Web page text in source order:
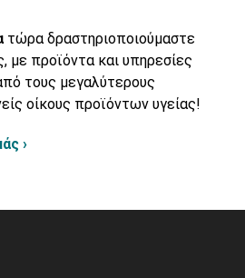
τώρα δραστηριοποιούμαστε
με προϊόντα και υπηρεσίες
τους μεγαλύτερους
οίκους προϊόντων υγείας!
›